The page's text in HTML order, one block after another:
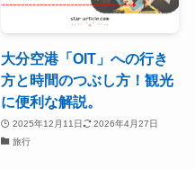
大分空港「OIT」への行き
方と時間のつぶし方！観光
に便利な解説。
2025年12月11日
2026年4月27日
旅行